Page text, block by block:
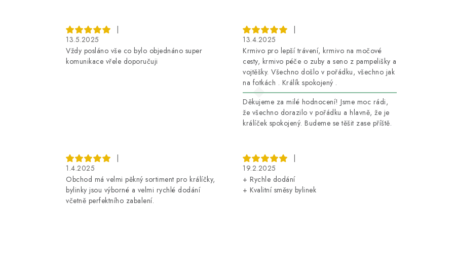
|
13.5.2025
Vždy posláno vše co bylo objednáno super
komunikace vřele doporučuji
|
13.4.2025
Krmivo pro lepší trávení, krmivo na močové
cesty, krmivo péče o zuby a seno z pampelišky a
vojtěšky. Všechno došlo v pořádku, všechno jak
na fotkách . Králík spokojený .
Děkujeme za milé hodnocení! Jsme moc rádi,
že všechno dorazilo v pořádku a hlavně, že je
králíček spokojený. Budeme se těšit zase příště.
|
1.4.2025
Obchod má velmi pěkný sortiment pro králíčky,
bylinky jsou výborné a velmi rychlé dodání
včetně perfektního zabalení.
|
19.2.2025
+ Rychle dodání
+ Kvalitní směsy bylinek